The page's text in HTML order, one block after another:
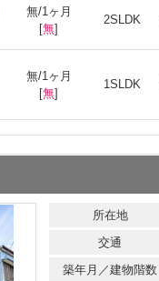
無/1ヶ月
[無]
2SLDK
無/1ヶ月
[無]
1SLDK
所在地
交通
築年月／建物階数